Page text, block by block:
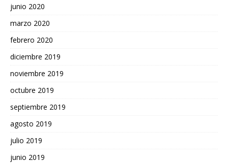
junio 2020
marzo 2020
febrero 2020
diciembre 2019
noviembre 2019
octubre 2019
septiembre 2019
agosto 2019
julio 2019
junio 2019